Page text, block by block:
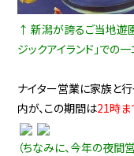
↑ 新潟が誇るご当地遊
ジックアイランド」での
ナイター営業に家族と
内が、この期間は21時
（ちなみに、今年の夜